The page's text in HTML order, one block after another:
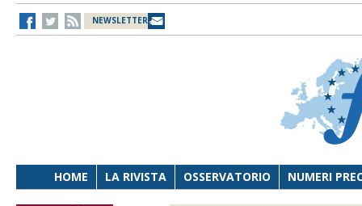
NEWSLETTER
HOME LA RIVISTA OSSERVATORIO NUMERI